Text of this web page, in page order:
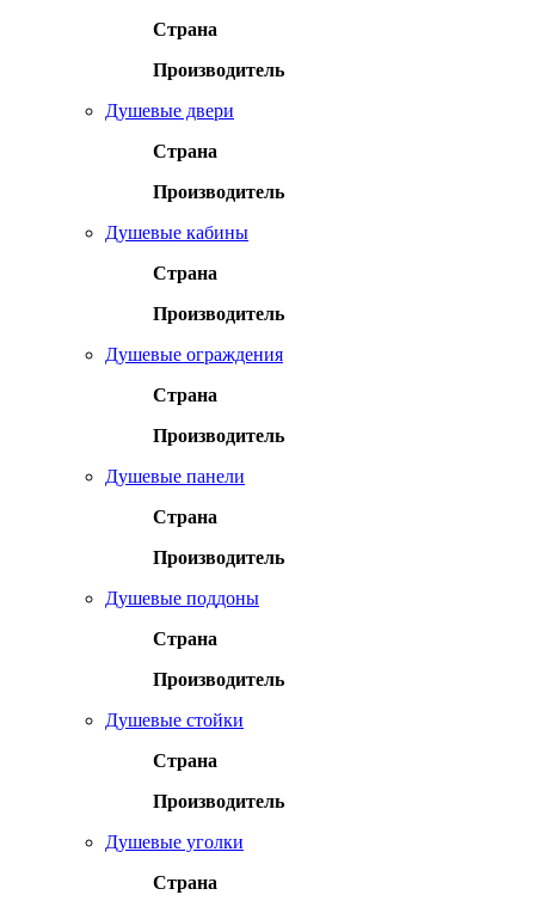
Страна
Производитель
Душевые двери
Страна
Производитель
Душевые кабины
Страна
Производитель
Душевые ограждения
Страна
Производитель
Душевые панели
Страна
Производитель
Душевые поддоны
Страна
Производитель
Душевые стойки
Страна
Производитель
Душевые уголки
Страна